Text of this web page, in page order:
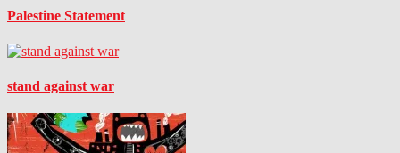
Palestine Statement
stand against war